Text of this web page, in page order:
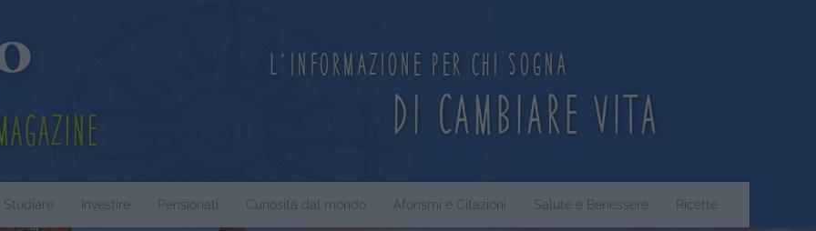
L'informazione per chi sogna
di cambiare vita
Studiare Investire Pensionati Curiosità dal mondo Aforismi e Citazioni Salute e Benessere Ricette